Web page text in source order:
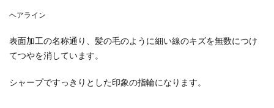
ヘアライン
表面加工の名称通り、髪の毛のように細い線のキズを無数につけ
てつやを消しています。
シャープですっきりとした印象の指輪になります。